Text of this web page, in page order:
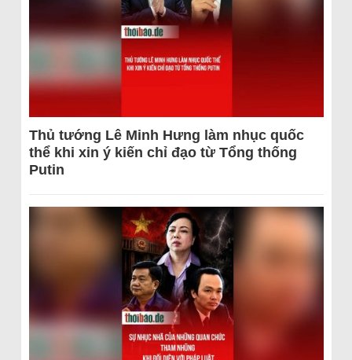
Thủ tướng Lê Minh Hưng làm nhục quốc
thể khi xin ý kiến chỉ đạo từ Tổng thống
Putin